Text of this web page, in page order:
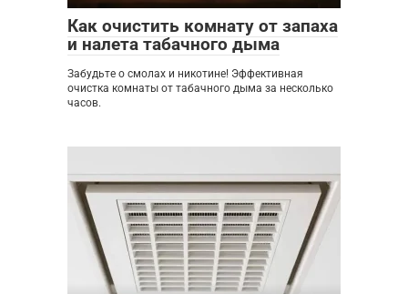
Как очистить комнату от запаха
и налета табачного дыма
Забудьте о смолах и никотине! Эффективная
очистка комнаты от табачного дыма за несколько
часов.